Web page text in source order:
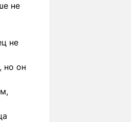
не
не
но он